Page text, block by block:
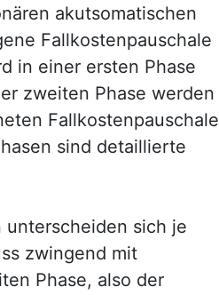
akutsomatischen
Fallkostenpauschale
in einer ersten Phase
zweiten Phase werden
Fallkostenpauschale
sind detaillierte
sich je
zwingend mit
Phase, also der